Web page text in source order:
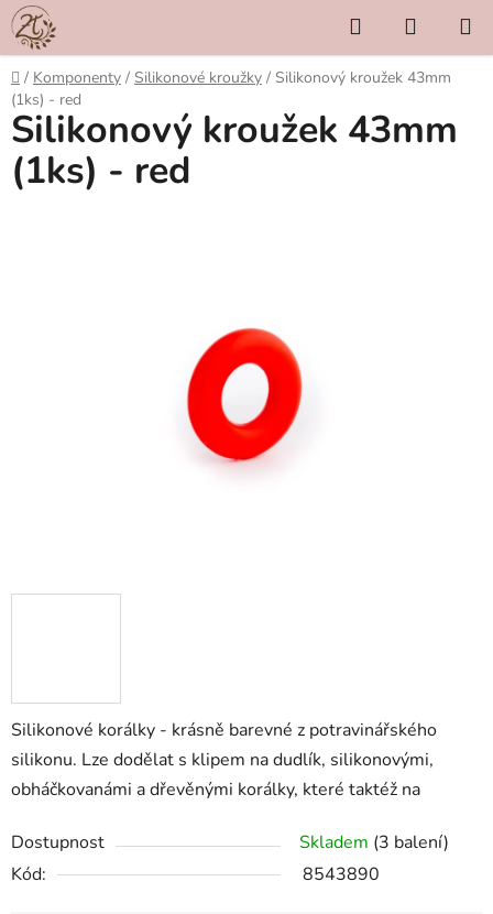
Přejít
na
obsah
Hledat
KOŠÍK
Domů
/ Komponenty / Silikonové kroužky / Silikonový kroužek 43mm
(1ks) - red
Silikonové korálky - krásně barevné z potravinářského
silikonu. Lze dodělat s klipem na dudlík, silikonovými,
obháčkovanámi a dřevěnými korálky, které taktéž na
Dostupnost Skladem (3 balení)
Kód:
8543890
Silikonový kroužek 43mm
(1ks) - red